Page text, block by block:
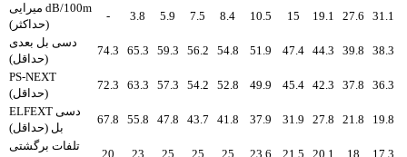
میرایی dB/100m
(حداکثر)
- 3.8 5.9 7.5 8.4 10.5 15 19.1 27.6
31.1
دسی بل بعدی
(حداقل)
74.3 65.3 59.3 56.2 54.8 51.9 47.4 44.3 39.8
38.3
PS-NEXT
(حداقل)
72.3 63.3 57.3 54.2 52.8 49.9 45.4 42.3 37.8
36.3
ELFEXT دسی
بل (حداقل)
67.8 55.8 47.8 43.7 41.8 37.9 31.9 27.8 21.8
19.8
تلفات برگشتی
20 23 25 25 25 23.6 21.5 20.1 18
17.3